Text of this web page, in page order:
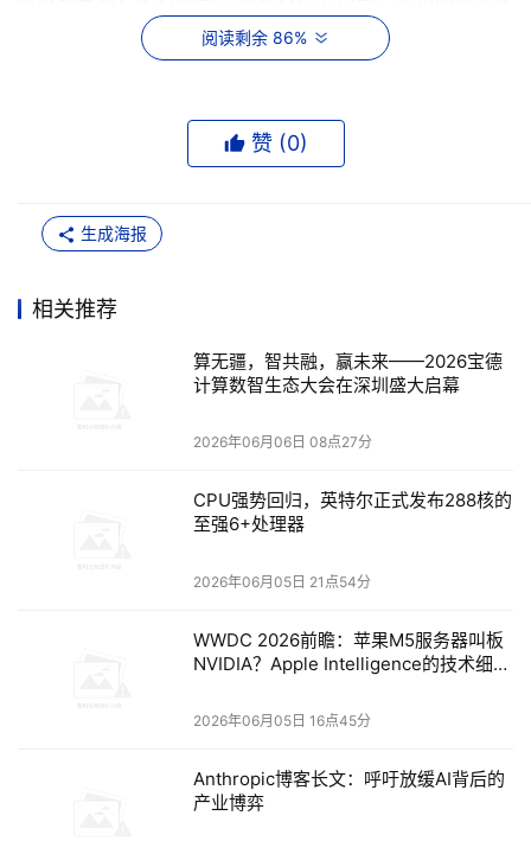
表示，自主创新算力产业正迎来从基础设施建设迈向规模化
落地的关键时期，智能体产业化、行业大模型落地全面提
智能制造数字化转型的核心底座。作为华为计算优选级
OEM 伙伴及钻石级经销商伙伴，宝德计算多年深耕生态、
为自主创新算力生态不可或缺的核心供应者。
华为始终坚持以利益为纽带、以诚信为基础、以规则为保障
年，十五五开局的关键节点，自主创新的算力底座已经成为
道，紧抓算力产业发展的红利，依托鲲鹏+昇腾双合作，打
宝德计算董事长兼CEO余浩发表《算无疆・智共融・赢未
来》主题演讲，系统介绍宝德在国产算力赛道的战略布局、
技术创新成果与生态建设规划，深入解读“技术自强、产品
自研、生态共兴” 的宝德智算答卷。
余浩指出，我们正在见证并参与一场深刻的变革——从“计
阅读剩余 86%
赞 (0)
生成海报
相关推荐
算无疆，智共融，赢未来——2026宝德
计算数智生态大会在深圳盛大启幕
2026年06月06日 08点27分
CPU强势回归，英特尔正式发布288核的
至强6+处理器
2026年06月05日 21点54分
WWDC 2026前瞻：苹果M5服务器叫板
NVIDIA？Apple Intelligence的技术细节
2026年06月05日 16点45分
Anthropic博客长文：呼吁放缓AI背后的
产业博弈